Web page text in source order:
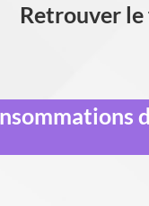
Retrouver